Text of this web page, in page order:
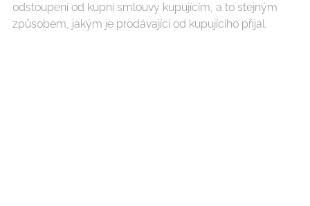
odstoupení od kupní smlouvy kupujícím, a to stejným
způsobem, jakým je prodávající od kupujícího přijal.